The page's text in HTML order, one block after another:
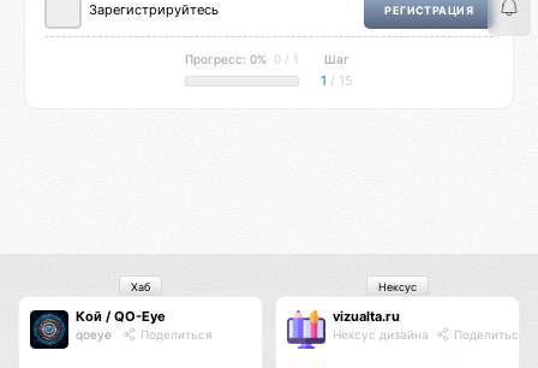
Зарегистрируйтесь РЕГИСТРАЦИЯ
Прогресс: 0% 0 / 1 Шаг
1 / 15
Кой / QO-Eye
qoeye Поделиться
Хаб
vizualta.ru
Нексус дизайна Поделиться
Нексус